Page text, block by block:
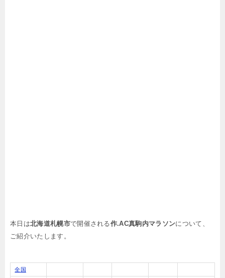
本日は北海道札幌市で開催される作.AC真駒内マラソンについて、
ご紹介いたします。
全国